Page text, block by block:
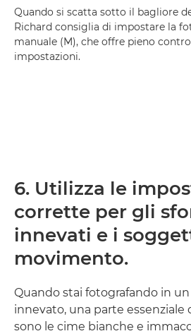
Quando si scatta sotto il bagliore
Richard consiglia di impostare la
manuale (M), che offre pieno
impostazioni.
6. Utilizza le
corrette per gli
innevati e i
movimento.
Quando stai fotografando in
innevato, una parte
sono le cime bianche e